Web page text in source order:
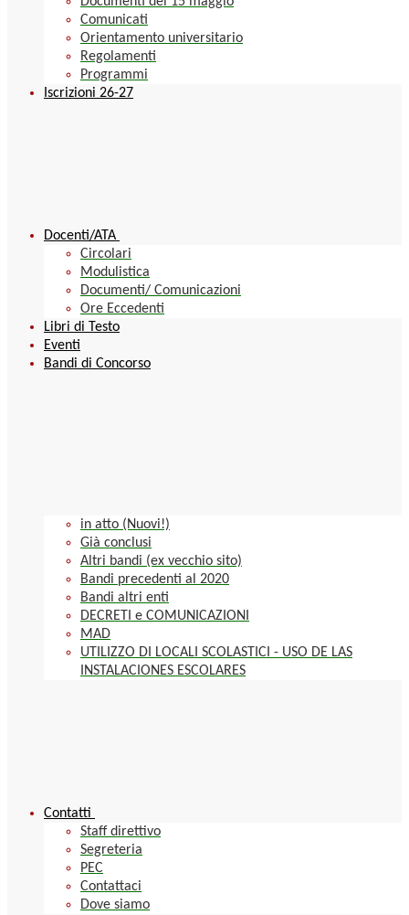
Comunicati
Orientamento universitario
Regolamenti
Programmi
Iscrizioni 26-27
Docenti/ATA
Circolari
Modulistica
Documenti/ Comunicazioni
Ore Eccedenti
Libri di Testo
Eventi
Bandi di Concorso
in atto (Nuovi!)
Già conclusi
Altri bandi (ex vecchio sito)
Bandi precedenti al 2020
Bandi altri enti
DECRETI e COMUNICAZIONI
MAD
UTILIZZO DI LOCALI SCOLASTICI - USO DE LAS
INSTALACIONES ESCOLARES
Contatti
Staff direttivo
Segreteria
PEC
Contattaci
Dove siamo